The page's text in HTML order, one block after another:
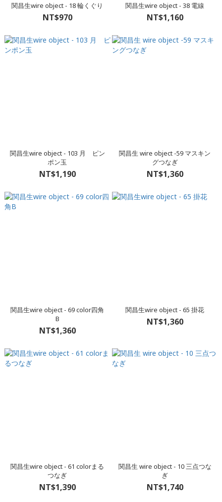
関昌生wire object - 18 輪くぐり
NT$970
関昌生wire object - 38 電線
NT$1,160
関昌生wire object - 103 月 ピン
ポン玉
NT$1,190
関昌生 wire object -59 マスキン
グつなぎ
NT$1,360
関昌生wire object - 69 color四角
B
NT$1,360
関昌生wire object - 65 掛花
NT$1,360
関昌生wire object - 61 colorまる
つなぎ
NT$1,390
関昌生 wire object - 10 三点つな
ぎ
NT$1,740